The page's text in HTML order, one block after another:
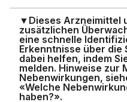
▼Dieses Arzneimittel
zusätzlichen
eine schnelle
Erkenntnisse über die
dabei helfen, indem
melden. Hinweise zur
Nebenwirkungen,
«Welche
haben?».